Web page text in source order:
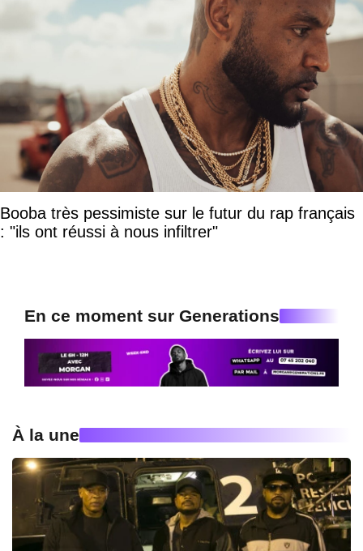
Booba très pessimiste sur le futur du rap français
: "ils ont réussi à nous infiltrer"
En ce moment sur Generations
À la une